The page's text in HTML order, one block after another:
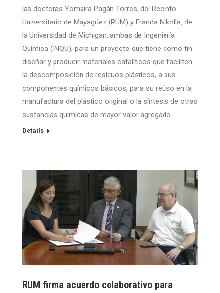
las doctoras Yomaira Pagán Torres, del Recinto
Universitario de Mayagüez (RUM) y Eranda Nikolla, de
la Universidad de Michigan, ambas de Ingeniería
Química (INQU), para un proyecto que tiene como fin
diseñar y producir materiales catalíticos que faciliten
la descomposición de residuos plásticos, a sus
componentes químicos básicos, para su reúso en la
manufactura del plástico original o la síntesis de otras
sustancias químicas de mayor valor agregado.
Details
RUM firma acuerdo colaborativo para